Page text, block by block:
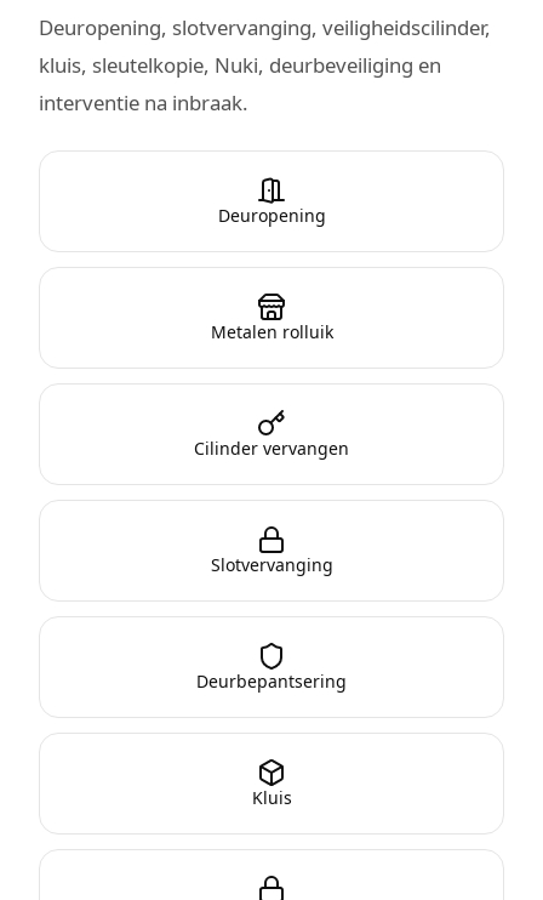
Deuropening, slotvervanging, veiligheidscilinder,
kluis, sleutelkopie, Nuki, deurbeveiliging en
interventie na inbraak.
Deuropening
Metalen rolluik
Cilinder vervangen
Slotvervanging
Deurbepantsering
Kluis